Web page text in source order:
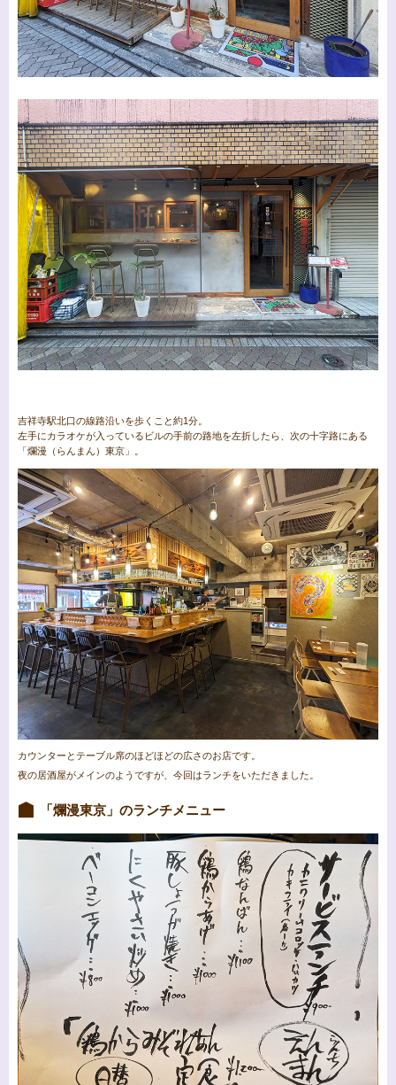
吉祥寺駅北口の線路沿いを歩くこと約1分。
左手にカラオケが入っているビルの手前の路地を左折したら、次の十字路にある
「爛漫（らんまん）東京」。
カウンターとテーブル席のほどほどの広さのお店です。
夜の居酒屋がメインのようですが、今回はランチをいただきました。
「爛漫東京」のランチメニュー